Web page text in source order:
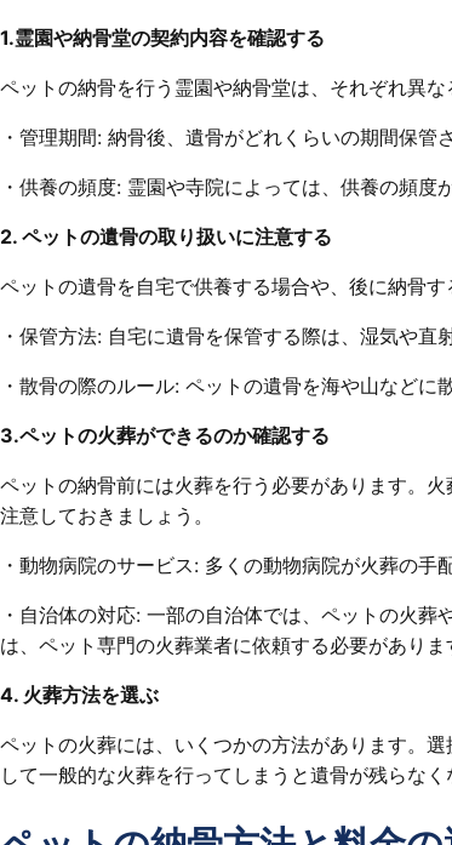
1.霊園や納骨堂の契約内容を確認する
ペットの納骨を行う霊園や納骨堂は、それぞれ異
・管理期間: 納骨後、遺骨がどれくらいの期間保
・供養の頻度: 霊園や寺院によっては、供養の頻
2. ペットの遺骨の取り扱いに注意する
ペットの遺骨を自宅で供養する場合や、後に納骨
・保管方法: 自宅に遺骨を保管する際は、湿気や
・散骨の際のルール: ペットの遺骨を海や山など
3.ペットの火葬ができるのか確認する
ペットの納骨前には火葬を行う必要があります。
注意しておきましょう。
・動物病院のサービス: 多くの動物病院が火葬の
・自治体の対応: 一部の自治体では、ペットの火
は、ペット専門の火葬業者に依頼する必要がありま
4. 火葬方法を選ぶ
ペットの火葬には、いくつかの方法があります。
して一般的な火葬を行ってしまうと遺骨が残らな